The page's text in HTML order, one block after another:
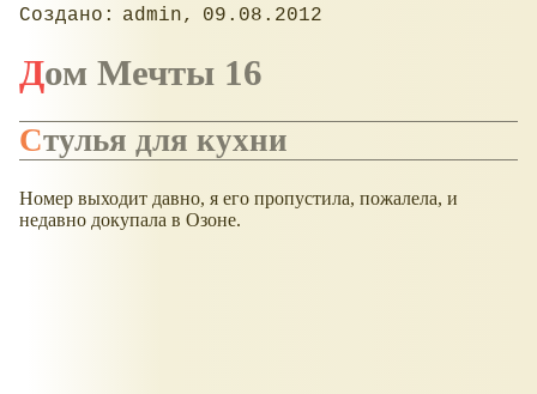
admin 09.08.2012
Дом Мечты 16
Стулья для кухни
Номер выходит давно, я его пропустила, пожалела, и
недавно докупала в Озоне.